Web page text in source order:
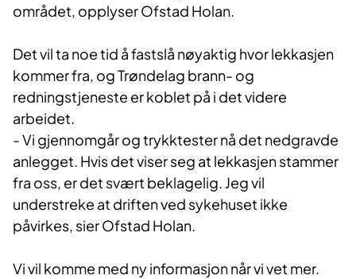
området, opplyser Ofstad Holan.
Det vil ta noe tid å fastslå nøyaktig hvor lekkasjen
kommer fra, og Trøndelag brann- og
redningstjeneste er koblet på i det videre
arbeidet.
- Vi gjennomgår og trykktester nå det nedgravde
anlegget. Hvis det viser seg at lekkasjen stammer
fra oss, er det svært beklagelig. Jeg vil
understreke at driften ved sykehuset ikke
påvirkes, sier Ofstad Holan.
Vi vil komme med ny informasjon når vi vet mer.